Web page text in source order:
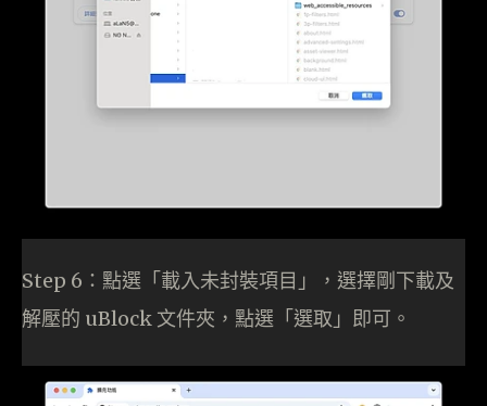
Step 6：點選「載入未封裝項目」，選擇剛下載及
解壓的 uBlock 文件夾，點選「選取」即可。